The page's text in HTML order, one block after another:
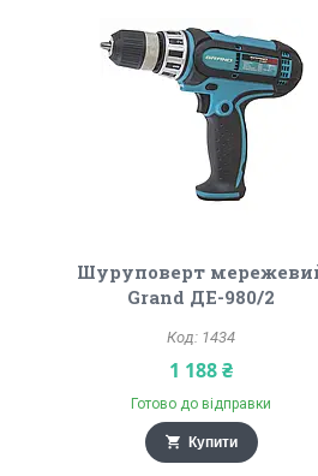
Шуруповерт
Grand ДЕ-980/2
1434
1 188 ₴
Готово до відправки
Купити